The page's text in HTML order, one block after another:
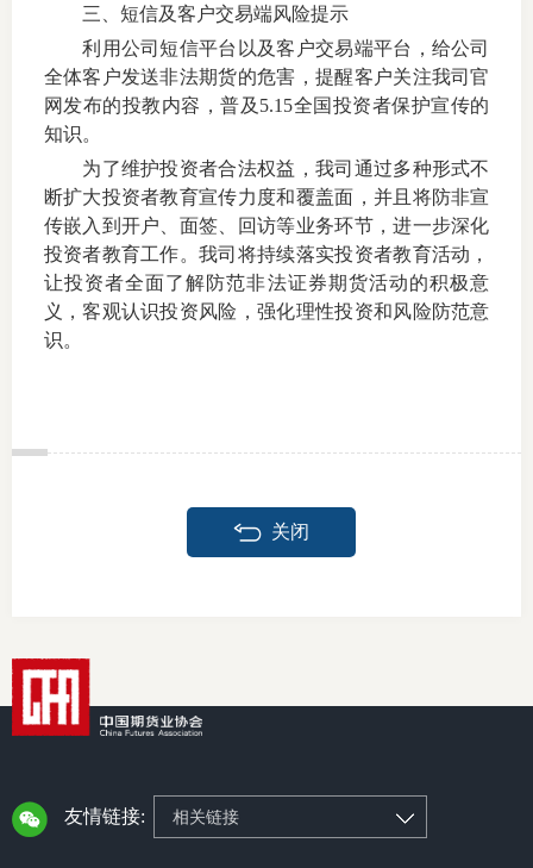
维权组
案情解
热线问
政策法
网上投
三、短信及客户交易端风险提示
利用公司短信平台以及客户交易端平台，给公司
全体客户发送非法期货的危害，提醒客户关注我司官
网发布的投教内容，普及5.15全国投资者保护宣传的
知识。
为了维护投资者合法权益，我司通过多种形式不
断扩大投资者教育宣传力度和覆盖面，并且将防非宣
传嵌入到开户、面签、回访等业务环节，进一步深化
投资者教育工作。我司将持续落实投资者教育活动，
让投资者全面了解防范非法证券期货活动的积极意
义，客观认识投资风险，强化理性投资和风险防范意
识。
关闭
友情链接: 相关链接